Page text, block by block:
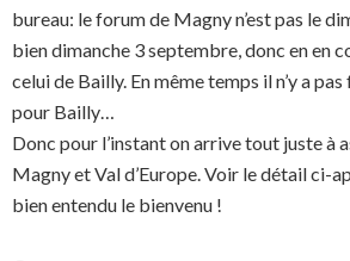
bureau: le forum de Magny n’est pas le
bien dimanche 3 septembre, donc en en
celui de Bailly. En même temps il n’y a
pour Bailly…
Donc pour l’instant on arrive tout juste à
Magny et Val d’Europe. Voir le détail ci-
bien entendu le bienvenu !